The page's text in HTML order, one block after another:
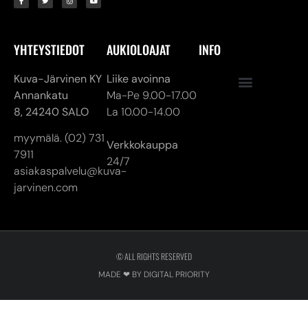
YHTEYSTIEDOT
Kuva-Järvinen KY
Annankatu
8, 24240 SALO
myymälä. (02) 731
7911
asiakaspalvelu@kuva-
jarvinen.com
AUKIOLOAJAT
Liike avoinna
Ma-Pe 9.00-17.00
La 10.00-14.00
Verkkokauppa
24/7
INFO
© ALL RIGHTS RESERVED
MADE ❤ BY DIGITAL PRIORITY